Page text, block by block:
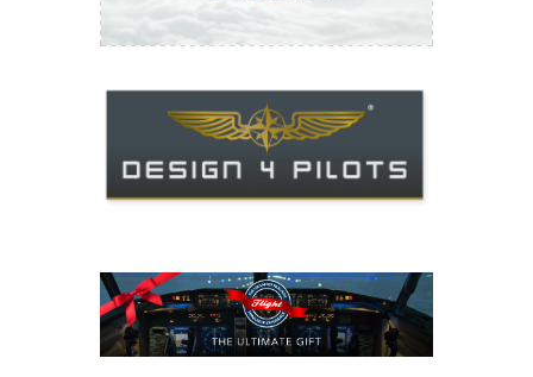
ご予約方法